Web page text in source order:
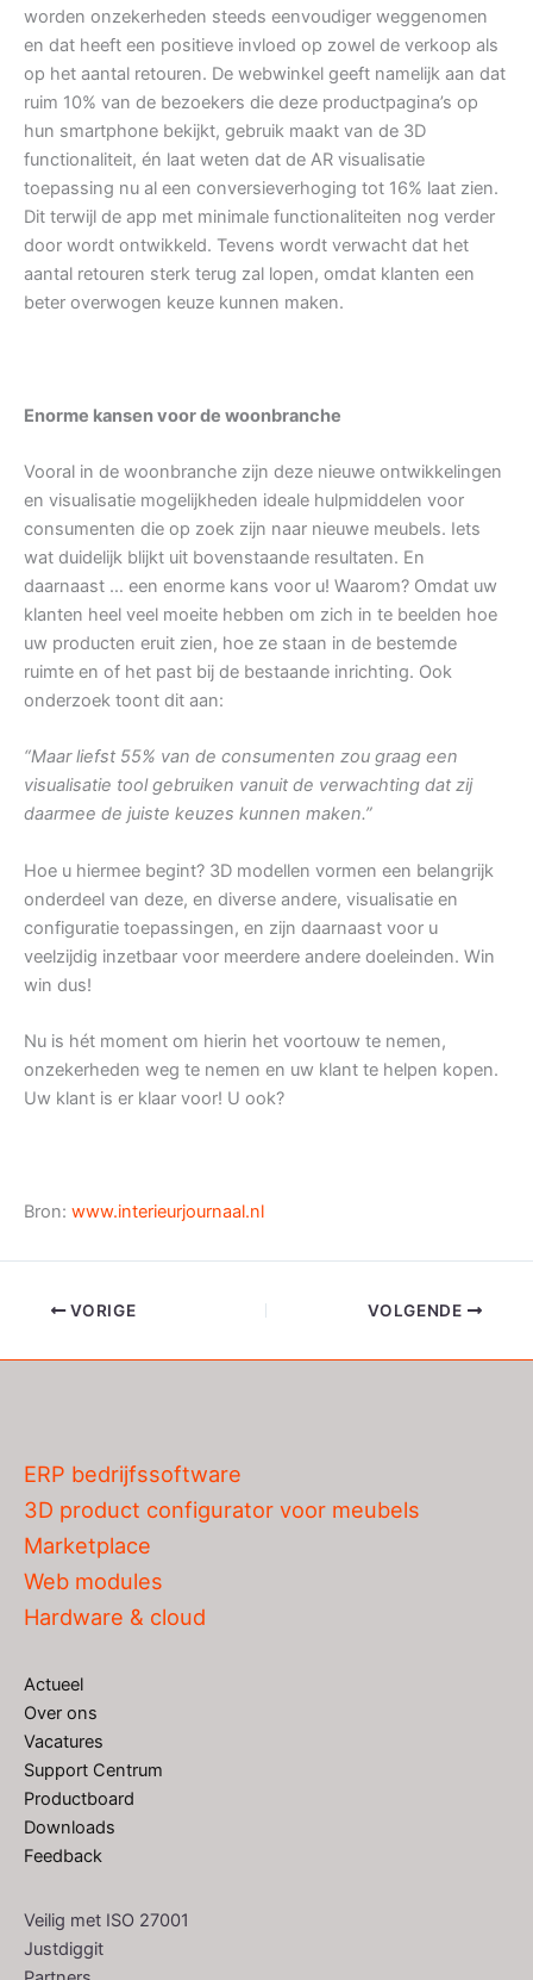
worden onzekerheden steeds eenvoudiger weggenomen
en dat heeft een positieve invloed op zowel de verkoop als
op het aantal retouren. De webwinkel geeft namelijk aan dat
ruim 10% van de bezoekers die deze productpagina’s op
hun smartphone bekijkt, gebruik maakt van de 3D
functionaliteit, én laat weten dat de AR visualisatie
toepassing nu al een conversieverhoging tot 16% laat zien.
Dit terwijl de app met minimale functionaliteiten nog verder
door wordt ontwikkeld. Tevens wordt verwacht dat het
aantal retouren sterk terug zal lopen, omdat klanten een
beter overwogen keuze kunnen maken.
Enorme kansen voor de woonbranche
Vooral in de woonbranche zijn deze nieuwe ontwikkelingen
en visualisatie mogelijkheden ideale hulpmiddelen voor
consumenten die op zoek zijn naar nieuwe meubels. Iets
wat duidelijk blijkt uit bovenstaande resultaten. En
daarnaast … een enorme kans voor u! Waarom? Omdat uw
klanten heel veel moeite hebben om zich in te beelden hoe
uw producten eruit zien, hoe ze staan in de bestemde
ruimte en of het past bij de bestaande inrichting. Ook
onderzoek toont dit aan:
“Maar liefst 55% van de consumenten zou graag een
visualisatie tool gebruiken vanuit de verwachting dat zij
daarmee de juiste keuzes kunnen maken.”
Hoe u hiermee begint? 3D modellen vormen een belangrijk
onderdeel van deze, en diverse andere, visualisatie en
configuratie toepassingen, en zijn daarnaast voor u
veelzijdig inzetbaar voor meerdere andere doeleinden. Win
win dus!
Nu is hét moment om hierin het voortouw te nemen,
onzekerheden weg te nemen en uw klant te helpen kopen.
Uw klant is er klaar voor! U ook?
Bron: www.interieurjournaal.nl
VORIGE VOLGENDE
ERP bedrijfssoftware
3D product configurator voor meubels
Marketplace
Web modules
Hardware & cloud
Actueel
Over ons
Vacatures
Support Centrum
Productboard
Downloads
Feedback
Veilig met ISO 27001
Justdiggit